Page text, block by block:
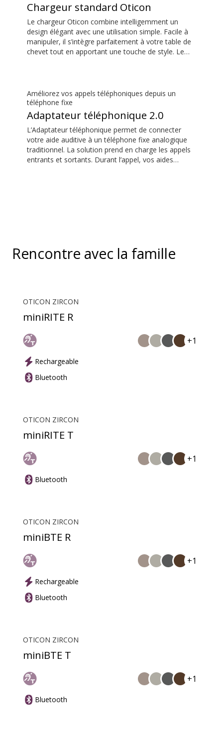
Chargeur standard Oticon
Le chargeur Oticon combine intelligemment un
design élégant avec une utilisation simple. Facile à
manipuler, il s’intègre parfaitement à votre table de
chevet tout en apportant une touche de style. Le
Améliorez vos appels téléphoniques depuis un
téléphone fixe
Adaptateur téléphonique 2.0
L’Adaptateur téléphonique permet de connecter
votre aide auditive à un téléphone fixe analogique
traditionnel. La solution prend en charge les appels
entrants et sortants. Durant l’appel, vos aides
Rencontre avec la famille
OTICON ZIRCON
miniRITE R
+1
Rechargeable
Bluetooth
OTICON ZIRCON
miniRITE T
+1
Bluetooth
OTICON ZIRCON
miniBTE R
+1
Rechargeable
Bluetooth
OTICON ZIRCON
miniBTE T
+1
Bluetooth